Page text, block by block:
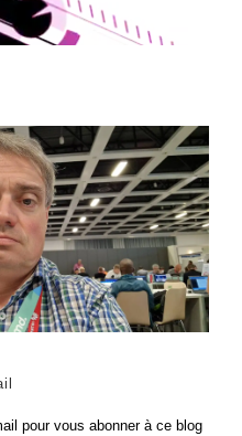
pour vous abonner à ce blog